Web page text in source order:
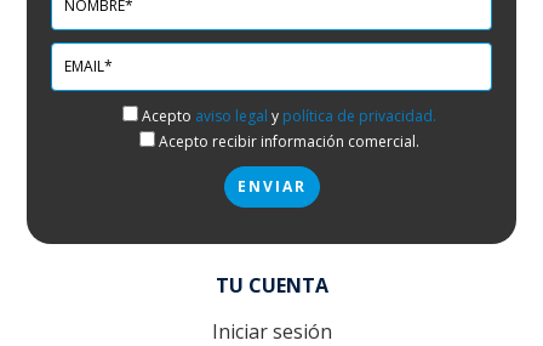
Acepto aviso legal y política de privacidad.
Acepto recibir información comercial.
TU CUENTA
Iniciar sesión